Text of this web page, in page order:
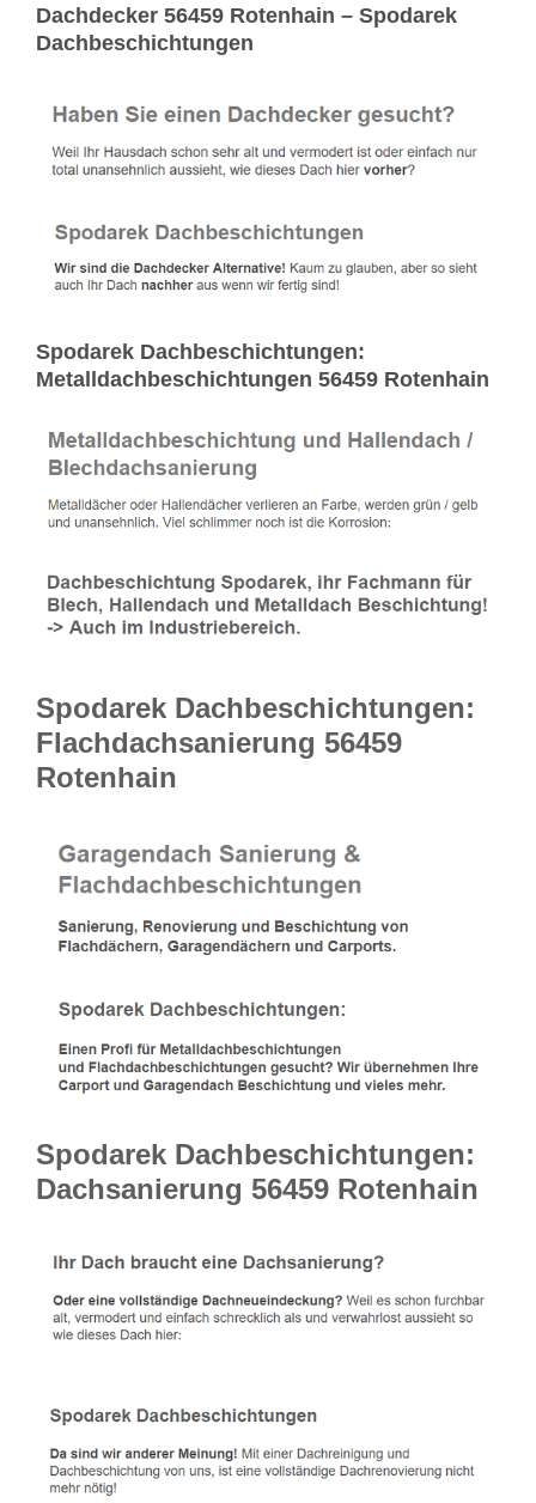
Dachdecker 56459 Rotenhain – Spodarek
Dachbeschichtungen
Spodarek Dachbeschichtungen:
Metalldachbeschichtungen 56459 Rotenhain
Spodarek Dachbeschichtungen:
Flachdachsanierung 56459
Rotenhain
Spodarek Dachbeschichtungen:
Dachsanierung 56459 Rotenhain